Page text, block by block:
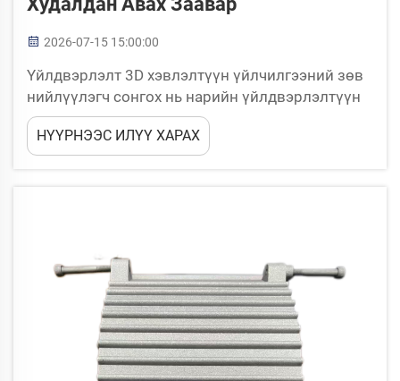
2026-07-15 15:00:00
Үйлдвэрлэлт 3D хэвлэлтүүн үйлчилгээний зөв
нийлүүлэгч сонгох нь нарийн үйлдвэрлэлтүүн
дуурьт хүнд бодлогуудыг удирдаж буй дэлхийн
инженерийн бүлгүүдийн хүрээнд чухал шийдэл
болой. Та үлгэрлэх дэвсгэр хэсгүүдийг хийж
НҮҮРНЭЭС ИЛҮҮ ХАРАХ